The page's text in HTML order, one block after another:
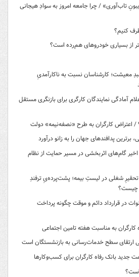
تاب‌آوری» / چرا جامعه امروز به سوادِ هیجانی
کنیم؟
از بسیاری خودروهای هم‌رده است؟
معیشت؛ کارشناسان نسبت به ناکارآمدیِ
آمادگی نمایندگان کارگری برای بازنگری مستقل
اعتراض کارگران به طرح «نصفه‌نیمه» دولت
برترین پدافندهای جهان را به زانو درآورد
گام‌های اثربخشی در مسیر حمایت از نظام
شغلی در لیستِ بیمه؛ پشت‌پرده‌یِ ترفندِ
چیست؟
در قرارداد دائم و موقت چگونه پرداخت
کارگران به مناسبت هفته تامین اجتماعی
پی ارتقای سطح خدمات‌رسانی به بازنشستگان است
بانک رفاه کارگران برای کسب‌وکارها